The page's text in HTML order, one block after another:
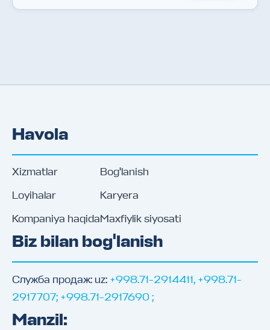
Havola
Xizmatlar
Loyihalar
Kompaniya haqida
Bog'lanish
Karyera
Maxfiylik siyosati
Biz bilan bog'lanish
Служба продаж: uz: +998.71-2914411, +998.71-
2917707; +998.71-2917690 ;
Manzil: